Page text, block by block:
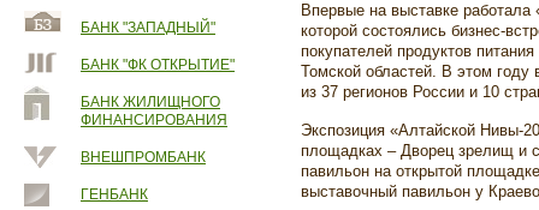
БАНК "ЗАПАДНЫЙ"
БАНК "ФК ОТКРЫТИЕ"
БАНК ЖИЛИЩНОГО
ФИНАНСИРОВАНИЯ
ВНЕШПРОМБАНК
ГЕНБАНК
Впервые на выставке
которой состоялись бизнес-
покупателей продуктов
Томской областей. В этом году
из 37 регионов России и 10
Экспозиция «Алтайской Нивы-
площадках – Дворец зрелищ и
павильон на открытой
выставочный павильон у